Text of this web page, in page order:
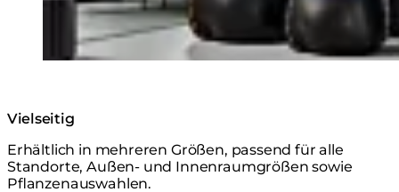
Vielseitig
Erhältlich in mehreren Größen, passend für alle
Standorte, Außen- und Innenraumgrößen sowie
Pflanzenauswahlen.